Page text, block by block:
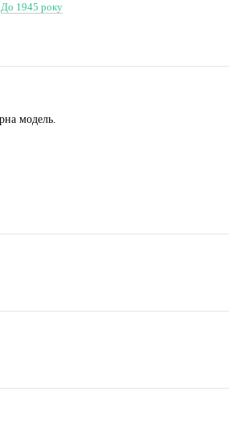
До 1945 року
модель.